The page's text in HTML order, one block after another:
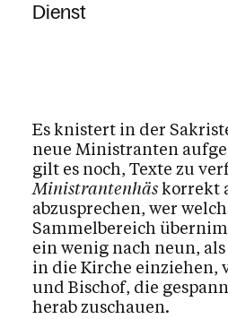
Dienst
Es knistert in der
neue Ministranten
gilt es noch, Texte zu
Ministrantenhäskorrekt
abzusprechen, wer
Sammelbereich
ein wenig nach neun,
in die Kirche einziehen,
und Bischof, die
herab zuschauen.